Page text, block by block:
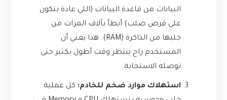
البيانات من قاعدة البيانات (اللي عادة بتكون
على قرص صلب) أبطأ بآلاف المرات من
جلبها من الذاكرة (RAM). هذا يعني أن
المستخدم راح ينتظر وقت أطول بكثير حتى
توصله الاستجابة.
استهلاك موارد ضخم للخادم: كل عملية